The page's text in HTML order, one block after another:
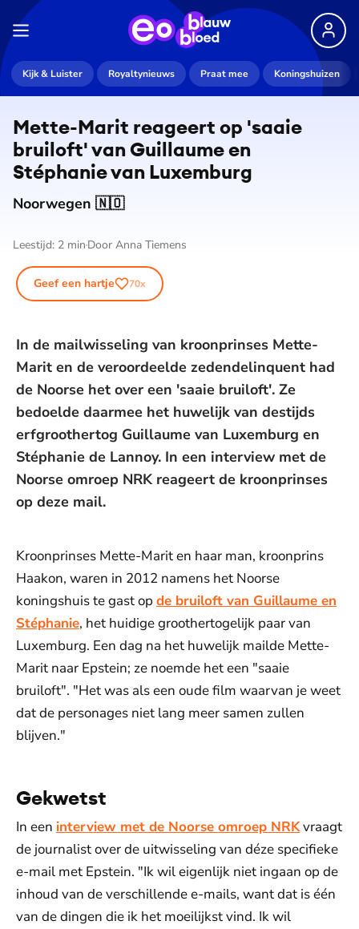
Kijk & Luister Royaltynieuws Praat mee Koningshuizen
Mette-Marit reageert op 'saaie
bruiloft' van Guillaume en
Stéphanie van Luxemburg
Noorwegen 🇳🇴
Leestijd: 2 min Door Anna Tiemens
Geef een hartje 70x
In de mailwisseling van kroonprinses Mette-
Marit en de veroordeelde zedendelinquent had
de Noorse het over een 'saaie bruiloft'. Ze
bedoelde daarmee het huwelijk van destijds
erfgroothertog Guillaume van Luxemburg en
Stéphanie de Lannoy. In een interview met de
Noorse omroep NRK reageert de kroonprinses
op deze mail.
Kroonprinses Mette-Marit en haar man, kroonprins
Haakon, waren in 2012 namens het Noorse
koningshuis te gast op de bruiloft van Guillaume en
Stéphanie, het huidige groothertogelijk paar van
Luxemburg. Een dag na het huwelijk mailde Mette-
Marit naar Epstein; ze noemde het een "saaie
bruiloft". "Het was als een oude film waarvan je weet
dat de personages niet lang meer samen zullen
blijven."
Gekwetst
In een interview met de Noorse omroep NRKvraagt
de journalist over de uitwisseling van déze specifieke
e-mail met Epstein. "Ik wil eigenlijk niet ingaan op de
inhoud van de verschillende e-mails, want dat is één
van de dingen die ik het moeilijkst vind. Ik wil